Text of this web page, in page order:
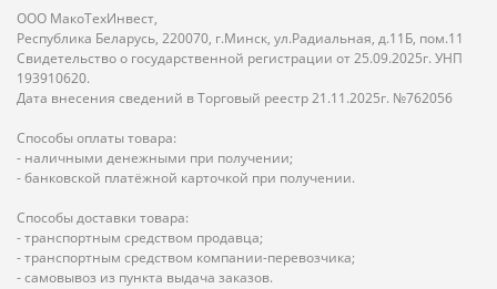
ООО МакоТехИнвест,
Республика Беларусь, 220070, г.Минск, ул.Радиальная, д.11Б, пом.11
Свидетельство о государственной регистрации от 25.09.2025г. УНП
193910620.
Дата внесения сведений в Торговый реестр 21.11.2025г. №762056
Способы оплаты товара:
- наличными денежными при получении;
- банковской платёжной карточкой при получении.
Способы доставки товара:
- транспортным средством продавца;
- транспортным средством компании-перевозчика;
- самовывоз из пункта выдача заказов.